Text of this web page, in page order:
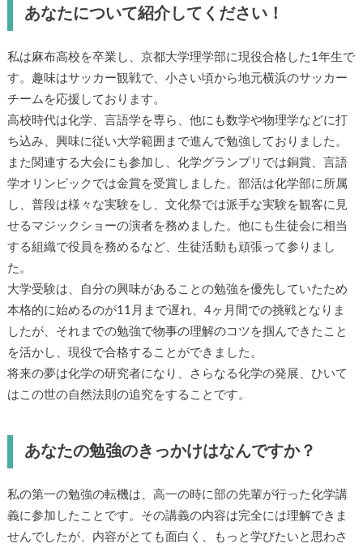
あなたについて紹介してください！
私は麻布高校を卒業し、京都大学理学部に現役合格した1年生で
す。趣味はサッカー観戦で、小さい頃から地元横浜のサッカー
チームを応援しております。
高校時代は化学、言語学を専ら、他にも数学や物理学などに打
ち込み、興味に従い大学範囲まで進んで勉強しておりました。
また関連する大会にも参加し、化学グランプリでは銅賞、言語
学オリンピックでは金賞を受賞しました。部活は化学部に所属
し、普段は様々な実験をし、文化祭では派手な実験を観客に見
せるマジックショーの演者を務めました。他にも生徒会に相当
する組織で役員を務めるなど、生徒活動も頑張って参りまし
た。
大学受験は、自分の興味があることの勉強を優先していたため
本格的に始めるのが11月まで遅れ、4ヶ月間での挑戦となりま
したが、それまでの勉強で物事の理解のコツを掴んできたこと
を活かし、現役で合格することができました。
将来の夢は化学の研究者になり、さらなる化学の発展、ひいて
はこの世の自然法則の追究をすることです。
あなたの勉強のきっかけはなんですか？
私の第一の勉強の転機は、高一の時に部の先輩が行った化学講
義に参加したことです。その講義の内容は完全には理解できま
せんでしたが、内容がとても面白く、もっと学びたいと思わさ